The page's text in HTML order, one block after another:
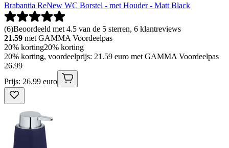
Brabantia ReNew WC Borstel - met Houder - Matt Black
(6)Beoordeeld met 4.5 van de 5 sterren, 6 klantreviews
21.59 met GAMMA Voordeelpas
20% korting20% korting
20% korting, voordeelprijs: 21.59 euro met GAMMA Voordeelpas
26.99
Prijs: 26.99 euro